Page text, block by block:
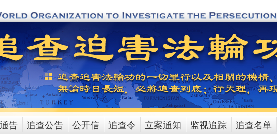
告 追查公告 公开信 追查令 立案通知 监视追踪 追查名单